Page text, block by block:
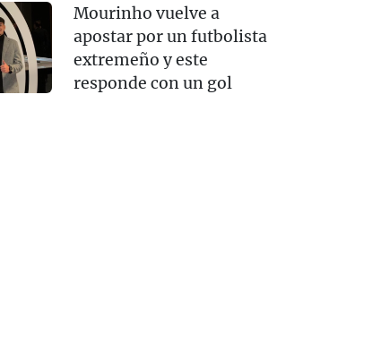
Mourinho vuelve a
apostar por un futbolista
extremeño y este
responde con un gol